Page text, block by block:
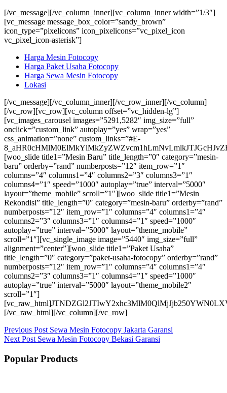
[/vc_message][/vc_column_inner][vc_column_inner width=”1/3″]
[vc_message message_box_color=”sandy_brown”
icon_type=”pixelicons” icon_pixelicons=”vc_pixel_icon
vc_pixel_icon-asterisk”]
Harga Mesin Fotocopy
Harga Paket Usaha Fotocopy
Harga Sewa Mesin Fotocopy
Lokasi
[/vc_message][/vc_column_inner][/vc_row_inner][/vc_column]
[/vc_row][vc_row][vc_column offset=”vc_hidden-lg”]
[vc_images_carousel images=”5291,5282″ img_size=”full”
onclick=”custom_link” autoplay=”yes” wrap=”yes”
css_animation=”none” custom_links=”#E-
[woo_slide title1=”Mesin Baru” title_length=”0″ category=”mesin-
baru” orderby=”rand” numberposts=”12″ item_row=”1″
columns=”4″ columns1=”4″ columns2=”3″ columns3=”1″
columns4=”1″ speed=”1000″ autoplay=”true” interval=”5000″
layout=”theme_mobile” scroll=”1″][woo_slide title1=”Mesin
Rekondisi” title_length=”0″ category=”mesin-baru” orderby=”rand”
numberposts=”12″ item_row=”1″ columns=”4″ columns1=”4″
columns2=”3″ columns3=”1″ columns4=”1″ speed=”1000″
autoplay=”true” interval=”5000″ layout=”theme_mobile”
scroll=”1″][vc_single_image image=”5440″ img_size=”full”
alignment=”center”][woo_slide title1=”Paket Usaha”
title_length=”0″ category=”paket-usaha-fotocopy” orderby=”rand”
numberposts=”12″ item_row=”1″ columns=”4″ columns1=”4″
columns2=”3″ columns3=”1″ columns4=”1″ speed=”1000″
autoplay=”true” interval=”5000″ layout=”theme_mobile2″
scroll=”1″]
[/vc_raw_html][/vc_column][/vc_row]
Previous Post Sewa Mesin Fotocopy Jakarta Garansi
Next Post Sewa Mesin Fotocopy Bekasi Garansi
Popular Products